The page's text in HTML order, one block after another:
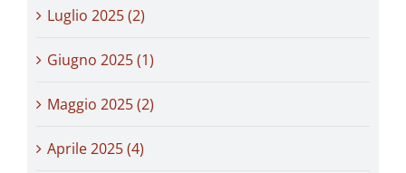
Luglio 2025 (2)
Giugno 2025 (1)
Maggio 2025 (2)
Aprile 2025 (4)